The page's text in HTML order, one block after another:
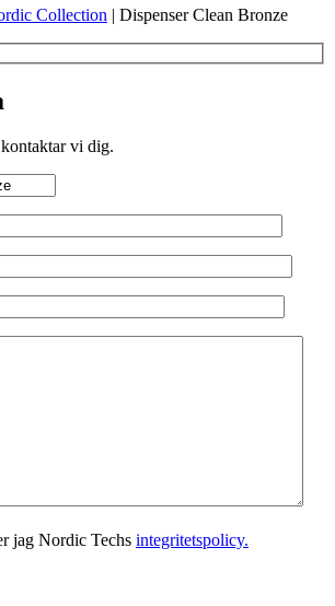
Collection | Dispenser Clean Bronze
vi dig.
jag Nordic Techs integritetspolicy.